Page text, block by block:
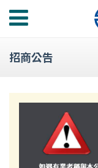
功
選
招商公告